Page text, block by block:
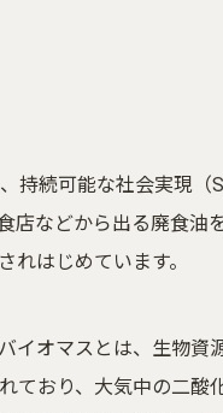
続可能な社会実現（
店などから出る廃食油
はじめています。
イオマスとは、生物
おり、大気中の二酸